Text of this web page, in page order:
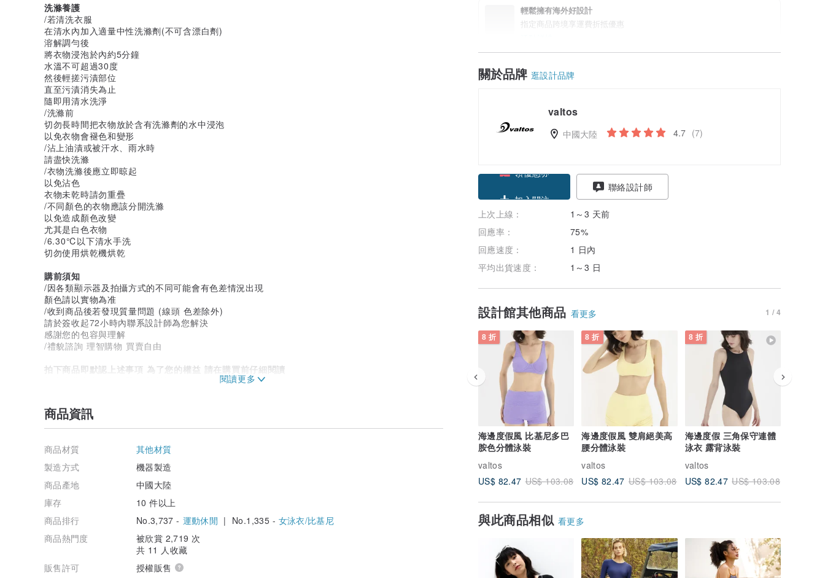
輕鬆擁有海外好設計
指定商品跨境享運費折抵優惠
關於品牌 逛設計品牌
valtos
中國大陸 4.7 (7)
加入關注
聯絡設計師
上次上線：
1～3 天前
回應率：
75%
回應速度：
1 日內
平均出貨速度：
1～3 日
設計館其他商品 看更多 1 / 4
8 折
海邊度假風 比基尼多巴
胺色分體泳裝
valtos
US$ 82.47 US$ 103.08
8 折
海邊度假風 雙肩絕美高
腰分體泳裝
valtos
US$ 82.47 US$ 103.08
8 折
海邊度假 三角保守連體
泳衣 露背泳裝
valtos
US$ 82.47 US$ 103.08
與此商品相似 看更多
洗滌養護
/若清洗衣服
在清水內加入適量中性洗滌劑(不可含漂白劑)
溶解調勻後
將衣物浸泡於內約5分鐘
水溫不可超過30度
然後輕搓污漬部位
直至污漬消失為止
隨即用清水洗淨
/洗滌前
切勿長時間把衣物放於含有洗滌劑的水中浸泡
以免衣物會褪色和變形
/沾上油漬或被汗水、雨水時
請盡快洗滌
/衣物洗滌後應立即晾起
以免沾色
衣物未乾時請勿重疊
/不同顏色的衣物應該分開洗滌
以免造成顏色改變
尤其是白色衣物
/6.30℃以下清水手洗
切勿使用烘乾機烘乾
購前須知
/因各類顯示器及拍攝方式的不同可能會有色差情況出現
顏色請以實物為准
/收到商品後若發現質量問題 (線頭 色差除外)
請於簽收起72小時內聯系設計師為您解決
感謝您的包容與理解
/禮貌諮詢 理智購物 買賣自由
拍下商品即默認上述事項 為了您的權益 請在購買前仔細閱讀
商品資訊
商品材質
其他材質
製造方式
機器製造
商品產地
中國大陸
庫存
10 件以上
商品排行
No.3,737 - 運動休閒 | No.1,335 - 女泳衣/比基尼
商品熱門度
被欣賞 2,719 次
共 11 人收藏
販售許可
授權販售